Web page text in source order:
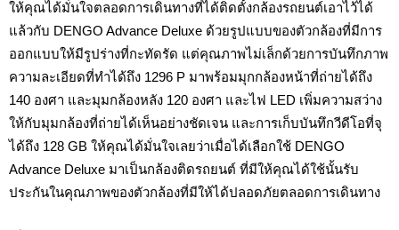
ให้คุณได้มั่นใจตลอดการเดินทางที่ได้ติดตั้งกล้องรถยนต์เอาไว้ได้
แล้วกับ DENGO Advance Deluxe ด้วยรูปแบบของตัวกล้องที่มีการ
ออกแบบให้มีรูปร่างที่กะทัดรัด แต่คุณภาพไม่เล็กด้วยการบันทึกภาพ
ความละเอียดที่ทำได้ถึง 1296 P มาพร้อมมุกกล้องหน้าที่ถ่ายได้ถึง
140 องศา และมุมกล้องหลัง 120 องศา และไฟ LED เพิ่มความสว่าง
ให้กับมุมกล้องที่ถ่ายได้เห็นอย่างชัดเจน และการเก็บบันทึกวีดีโอที่จุ
ได้ถึง 128 GB ให้คุณได้มั่นใจเลยว่าเมื่อได้เลือกใช้ DENGO
Advance Deluxe มาเป็นกล้องติดรถยนต์ ที่มีให้คุณได้ใช้นั้นรับ
ประกันในคุณภาพของตัวกล้องที่มีให้ได้ปลอดภัยตลอดการเดินทาง